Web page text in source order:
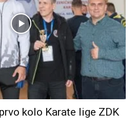
kolo Karate lige ZDK